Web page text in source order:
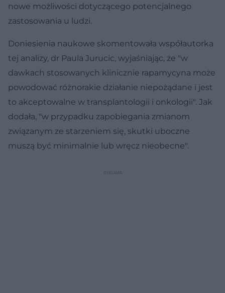
nowe możliwości dotyczącego potencjalnego
zastosowania u ludzi.
Doniesienia naukowe skomentowała współautorka
tej analizy, dr Paula Jurucic, wyjaśniając, że "w
dawkach stosowanych klinicznie rapamycyna może
powodować różnorakie działanie niepożądane i jest
to akceptowalne w transplantologii i onkologii". Jak
dodała, "w przypadku zapobiegania zmianom
związanym ze starzeniem się, skutki uboczne
muszą być minimalnie lub wręcz nieobecne".